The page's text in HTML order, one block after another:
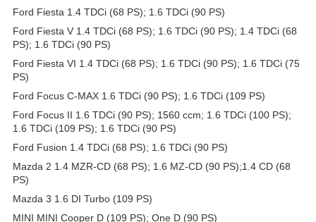
Ford Fiesta 1.4 TDCi (68 PS); 1.6 TDCi (90 PS)
Ford Fiesta V 1.4 TDCi (68 PS); 1.6 TDCi (90 PS); 1.4 TDCi (68
PS); 1.6 TDCi (90 PS)
Ford Fiesta VI 1.4 TDCi (68 PS); 1.6 TDCi (90 PS); 1.6 TDCi (75
PS)
Ford Focus C-MAX 1.6 TDCi (90 PS); 1.6 TDCi (109 PS)
Ford Focus II 1.6 TDCi (90 PS); 1560 ccm; 1.6 TDCi (100 PS);
1.6 TDCi (109 PS); 1.6 TDCi (90 PS)
Ford Fusion 1.4 TDCi (68 PS); 1.6 TDCi (90 PS)
Mazda 2 1.4 MZR-CD (68 PS); 1.6 MZ-CD (90 PS);1.4 CD (68
PS)
Mazda 3 1.6 DI Turbo (109 PS)
MINI MINI Cooper D (109 PS); One D (90 PS)